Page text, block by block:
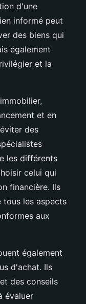
d'une
informé peut
des biens qui
également
et la
et en
des
les différents
celui qui
financière. Ils
tous les aspects
aux
également
d'achat. Ils
des conseils
évaluer